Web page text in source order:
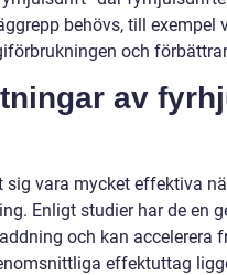
behövs, till exempel
och
av
vara mycket effektiva
Enligt studier har de en
och kan accelerera
effektuttag